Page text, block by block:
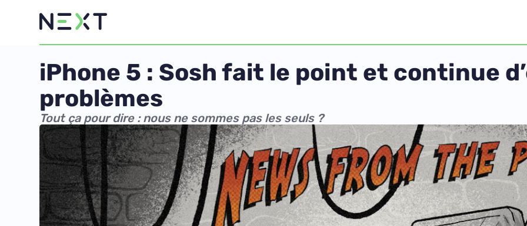
iPhone 5 : Sosh fait le point et continue
problèmes
Tout ça pour dire : nous ne sommes pas les seuls ?